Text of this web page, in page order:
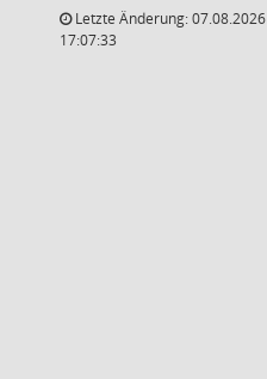
Letzte Änderung: 07.08.2026
17:07:33